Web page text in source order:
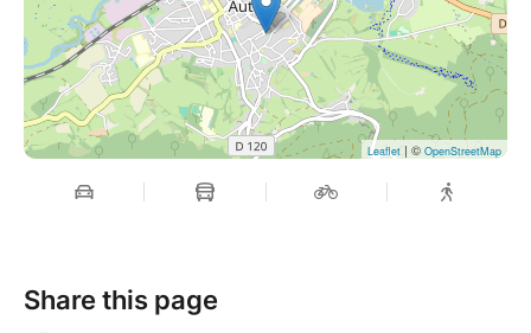
Leaflet | © OpenStreetMap
Share this page